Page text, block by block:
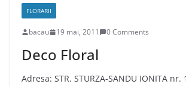
FLORARII
bacau 19 mai, 2011 0 Comments
Deco Floral
Adresa: STR. STURZA-SANDU IONITA nr.